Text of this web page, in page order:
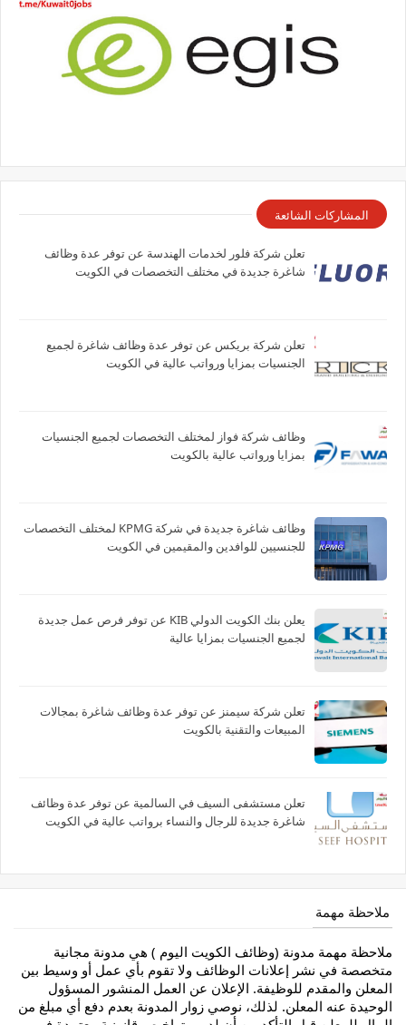
المشاركات الشائعة
تعلن شركة فلور لخدمات الهندسة عن توفر عدة وظائف
شاغرة جديدة في مختلف التخصصات في الكويت
تعلن شركة بريكس عن توفر عدة وظائف شاغرة لجميع
الجنسيات بمزايا ورواتب عالية في الكويت
وظائف شركة فواز لمختلف التخصصات لجميع الجنسيات
بمزايا ورواتب عالية بالكويت
وظائف شاغرة جديدة في شركة ‏KPMG لمختلف التخصصات
للجنسيين للوافدين والمقيمين في الكويت
يعلن بنك الكويت الدولي KIB عن توفر فرص عمل جديدة
لجميع الجنسيات بمزايا عالية
تعلن شركة سيمنز عن توفر عدة وظائف شاغرة بمجالات
المبيعات والتقنية بالكويت
تعلن مستشفى السيف في السالمية عن توفر عدة وظائف
شاغرة جديدة للرجال والنساء برواتب عالية في الكويت
ملاحظة مهمة
ملاحظة مهمة مدونة (وظائف الكويت اليوم ) هي مدونة مجانية
متخصصة في نشر إعلانات الوظائف ولا تقوم بأي عمل أو وسيط بين
المعلن والمقدم للوظيفة. الإعلان عن العمل المنشور المسؤول
الوحيدة عنه المعلن. لذلك، نوصي زوار المدونة بعدم دفع أي مبلغ من